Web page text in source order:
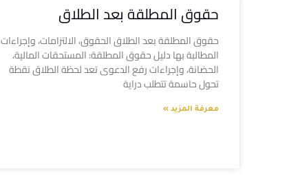
حقوق المطلقة بعد الطلاق
حقوق المطلقة بعد الطلاق الحقوق، الالتزامات، وإجراءات
المطالبة بها دليل حقوق المطلقة: المستحقات المالية،
الحضانة، وإجراءات رفع الدعوى تعد لحظة الطلاق نقطة
تحول حاسمة تتطلب دراية
معرفة المزيد »